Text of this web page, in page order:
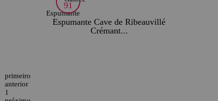
Espumante
91
Espumante Cave de Ribeauvillé
Crémant...
primeiro
anterior
1